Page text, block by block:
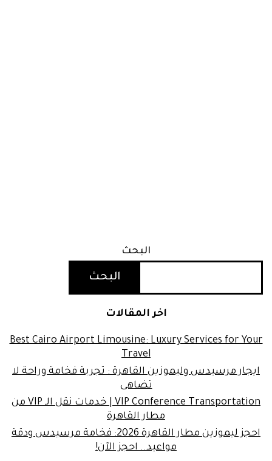
البحث
البحث
اخر المقالات
Best Cairo Airport Limousine: Luxury Services for Your
Travel
ايجار مرسيدس وليموزين القاهرة : تجربة فخامة وراحة لا
تضاهى
VIP Conference Transportation | خدمات نقل الـ VIP من
مطار القاهرة
احجز ليموزين مطار القاهرة 2026: فخامة مرسيدس ودقة
مواعيد.. احجز الآن!